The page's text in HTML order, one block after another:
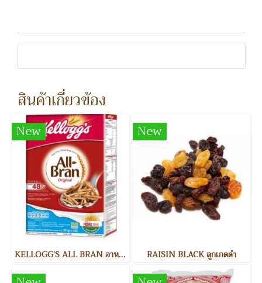
สินค้าเกี่ยวข้อง
New
KELLOGG’S ALL BRAN อาหารเช้า
New
RAISIN BLACK ลูกเกดดำ